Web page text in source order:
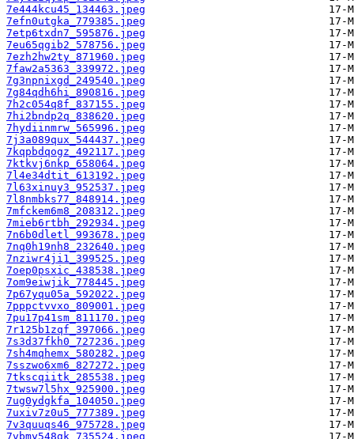
7e444kcu45_134463.jpeg
7efn0utgka_779385.jpeg
7etp6txdn7_595876.jpeg
7eu65qgib2_578756.jpeg
7ezh2hw2ty_871960.jpeg
7faw2a5363_339972.jpeg
7g3npnixgd_249540.jpeg
7g84qdh6hi_890816.jpeg
7h2c054q8f_837155.jpeg
7hi2bndp2q_838620.jpeg
7hydiinmrw_565996.jpeg
7j3a089qux_544437.jpeg
7kqpbdqogz_492117.jpeg
7ktkvj6nkp_658064.jpeg
7l4e34dtit_613192.jpeg
7l63xinuy3_952537.jpeg
7l8nmbks77_848914.jpeg
7mfckem6m8_208312.jpeg
7mieb6rtbh_292934.jpeg
7n6b0dletl_993678.jpeg
7nq0h19nh8_232640.jpeg
7nziwr4ji1_399525.jpeg
7oep0psxic_438538.jpeg
7om9eiwjik_778445.jpeg
7p67yqu05a_592022.jpeg
7pppctvvxo_809001.jpeg
7pu17p41sm_811170.jpeg
7r125b1zqf_397066.jpeg
7s3d37fkh0_727236.jpeg
7sh4mqhemx_580282.jpeg
7sszwo6xm6_827272.jpeg
7tkscqiitk_285538.jpeg
7twsw7l5hx_925900.jpeg
7ug0ydgkfa_104050.jpeg
7uxiv7z0u5_777389.jpeg
7v3quuqs46_975728.jpeg
7vbmy548gk_735524.jpeg